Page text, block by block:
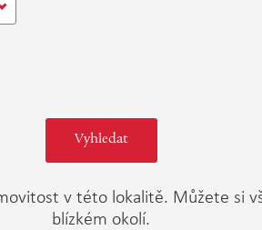
v této lokalitě. Můžete si
blízkém okolí.